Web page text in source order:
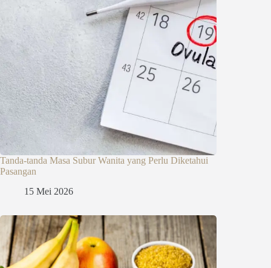
Tanda-tanda Masa Subur Wanita yang Perlu Diketahui
Pasangan
15 Mei 2026